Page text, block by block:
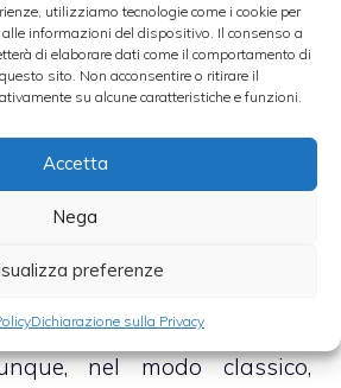
utilizziamo tecnologie come i cookie per
alle informazioni del dispositivo. Il consenso a
di elaborare dati come il comportamento di
sito. Non acconsentire o ritirare il
su alcune caratteristiche e funzioni.
Accetta
Nega
preferenze
Dichiarazione sulla Privacy
di cottura, che si sarà
e che avremo in
in acqua bollente e salata,
poi a scolare e
nel modo classico,